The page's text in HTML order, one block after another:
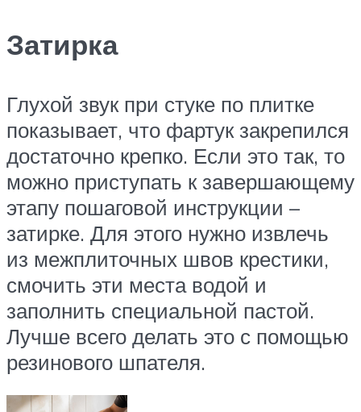
Затирка
Глухой звук при стуке по плитке
показывает, что фартук закрепился
достаточно крепко. Если это так, то
можно приступать к завершающему
этапу пошаговой инструкции –
затирке. Для этого нужно извлечь
из межплиточных швов крестики,
смочить эти места водой и
заполнить специальной пастой.
Лучше всего делать это с помощью
резинового шпателя.